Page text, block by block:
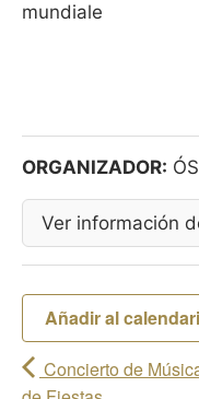
mundiale
ORGANIZADOR:
Ver información
Añadir al
Concierto de